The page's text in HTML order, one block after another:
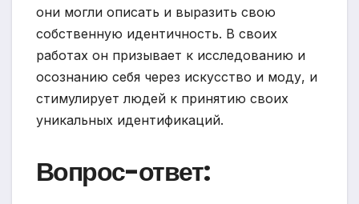
они могли описать и выразить свою
собственную идентичность. В своих
работах он призывает к исследованию и
осознанию себя через искусство и моду, и
стимулирует людей к принятию своих
уникальных идентификаций.
Вопрос-ответ: